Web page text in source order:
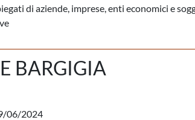
di aziende, imprese, enti economici e
BARGIGIA
06/2024